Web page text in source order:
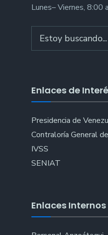
Lunes– Viernes, 8:00
for:
Enlaces de
Presidencia de
Contraloría General
IVSS
SENIAT
Enlaces Internos